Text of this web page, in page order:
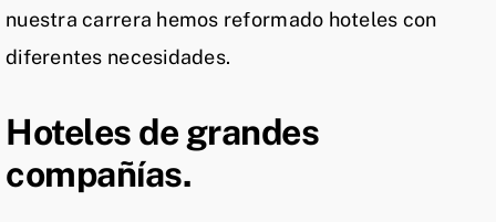
nuestra carrera hemos reformado hoteles con
diferentes necesidades.
Hoteles de grandes
compañías.